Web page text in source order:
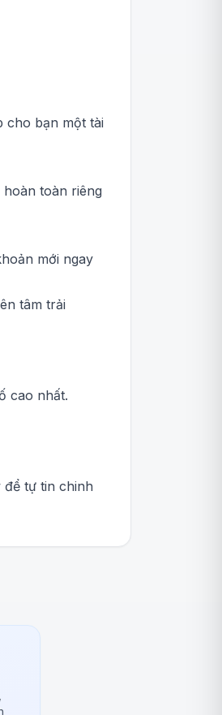
cho bạn một tài
toàn riêng
mới ngay
tâm trải
cao nhất.
để tự tin chinh